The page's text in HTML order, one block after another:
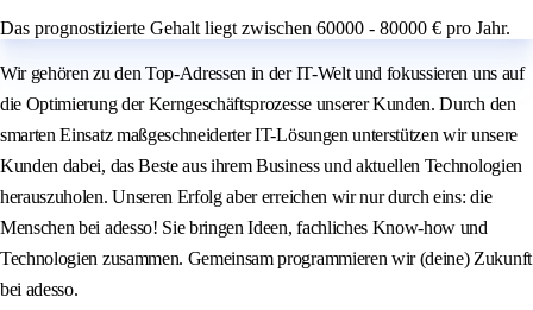
Das prognostizierte Gehalt liegt zwischen 60000 - 80000 € pro Jahr.
Wir gehören zu den Top-Adressen in der IT-Welt und fokussieren uns auf
die Optimierung der Kerngeschäftsprozesse unserer Kunden. Durch den
smarten Einsatz maßgeschneiderter IT-Lösungen unterstützen wir unsere
Kunden dabei, das Beste aus ihrem Business und aktuellen Technologien
herauszuholen. Unseren Erfolg aber erreichen wir nur durch eins: die
Menschen bei adesso! Sie bringen Ideen, fachliches Know‑how und
Technologien zusammen. Gemeinsam programmieren wir (deine) Zukunft
bei adesso.